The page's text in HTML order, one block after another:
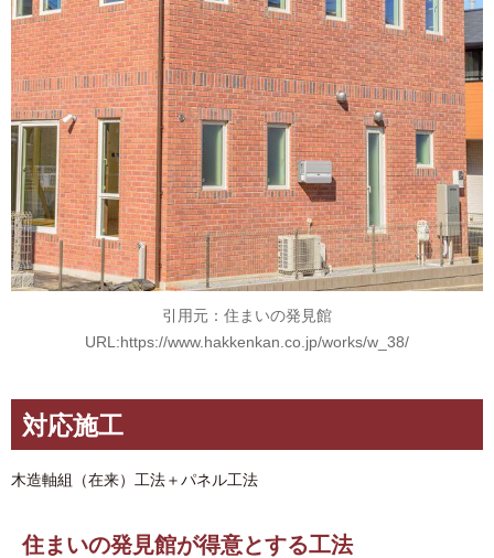
引用元：住まいの発見館
URL:https://www.hakkenkan.co.jp/works/w_38/
対応施工
木造軸組（在来）工法＋パネル工法
住まいの発見館が得意とする工法